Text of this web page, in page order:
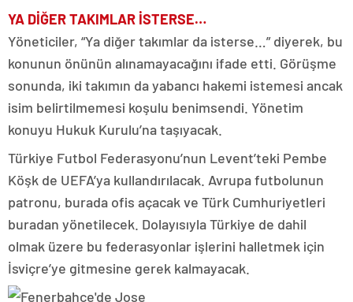
YA DİĞER TAKIMLAR İSTERSE…
Yöneticiler, “Ya diğer takımlar da isterse…” diyerek, bu
konunun önünün alınamayacağını ifade etti. Görüşme
sonunda, iki takımın da yabancı hakemi istemesi ancak
isim belirtilmemesi koşulu benimsendi. Yönetim
konuyu Hukuk Kurulu’na taşıyacak.
Türkiye Futbol Federasyonu’nun Levent’teki Pembe
Köşk de UEFA’ya kullandırılacak. Avrupa futbolunun
patronu, burada ofis açacak ve Türk Cumhuriyetleri
buradan yönetilecek. Dolayısıyla Türkiye de dahil
olmak üzere bu federasyonlar işlerini halletmek için
İsviçre’ye gitmesine gerek kalmayacak.